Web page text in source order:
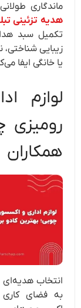
ماندگاری
هدیه تزئینی
تکمیل سبد
زیبایی‌
یا خانگی ایفا
لوازم
رومیزی
همکاران
انتخاب
به فضای